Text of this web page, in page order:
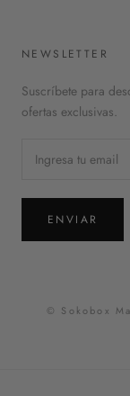
NEWSLETTER
Suscríbete para
ofertas exclusivas.
ENVIAR
© Sokobox